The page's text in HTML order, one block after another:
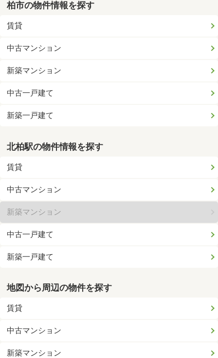
柏市の物件情報を探す
賃貸
中古マンション
新築マンション
中古一戸建て
新築一戸建て
北柏駅の物件情報を探す
賃貸
中古マンション
新築マンション
中古一戸建て
新築一戸建て
地図から周辺の物件を探す
賃貸
中古マンション
新築マンション